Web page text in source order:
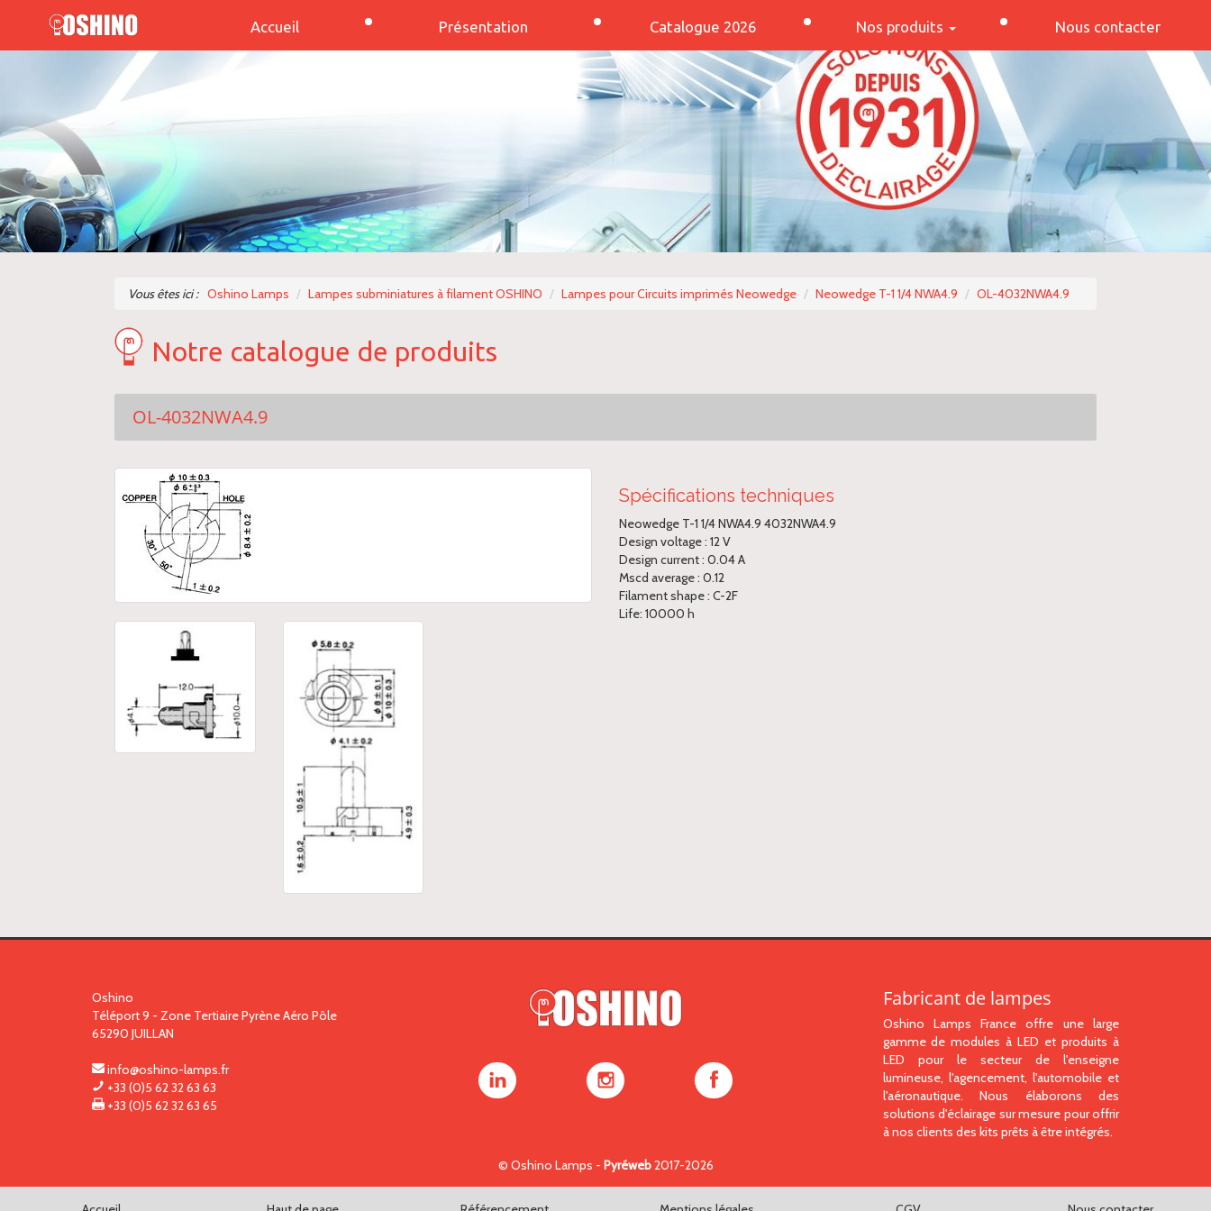
Accueil Présentation Catalogue 2026 Nos produits Nous contacter
Vous êtes ici : Oshino Lamps Lampes subminiatures à filament OSHINO Lampes pour Circuits imprimés Neowedge Neowedge T-1 1/4 NWA4.9 OL-4032NWA4.9
Notre catalogue de produits
OL-4032NWA4.9
Spécifications techniques
Neowedge T-1 1/4 NWA4.9 4032NWA4.9
Design voltage : 12 V
Design current : 0.04 A
Mscd average : 0.12
Filament shape : C-2F
Life: 10000 h
Oshino
Téléport 9 - Zone Tertiaire Pyrène Aéro Pôle
65290 JUILLAN
info@oshino-lamps.fr
+33 (0)5 62 32 63 63
+33 (0)5 62 32 63 65
Oshino
Oshino
Oshino
Fabricant de lampes
Oshino Lamps France offre une large
gamme de modules à LED et produits à
LED pour le secteur de l'enseigne
lumineuse, l'agencement, l'automobile et
l'aéronautique. Nous élaborons des
solutions d'éclairage sur mesure pour offrir
à nos clients des kits prêts à être intégrés.
© Oshino Lamps - Pyréweb2017-2026